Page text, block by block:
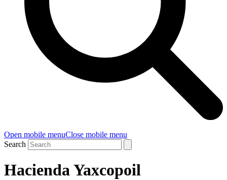
Open mobile menuClose mobile menu
Search
Hacienda Yaxcopoil